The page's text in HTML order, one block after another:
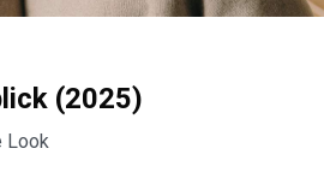
(2025)
Look